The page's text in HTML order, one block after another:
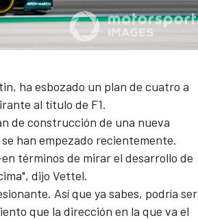
ha esbozado un plan de cuatro a
al título de F1.
de construcción de una nueva
han empezado recientemente.
términos de mirar el desarrollo de
dijo Vettel.
Así que ya sabes, podría ser
que la dirección en la que va el